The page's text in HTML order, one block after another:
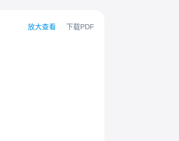
放大查看 下载PDF